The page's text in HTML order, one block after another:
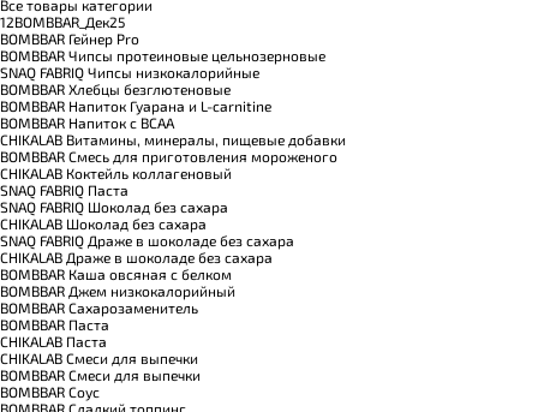
Все товары категории
12BOMBBAR_Дек25
BOMBBAR Гейнер Pro
BOMBBAR Чипсы протеиновые цельнозерновые
SNAQ FABRIQ Чипсы низкокалорийные
BOMBBAR Хлебцы безглютеновые
BOMBBAR Напиток Гуарана и L-carnitine
BOMBBAR Напиток с BCAA
CHIKALAB Витамины, минералы, пищевые добавки
BOMBBAR Смесь для приготовления мороженого
CHIKALAB Коктейль коллагеновый
SNAQ FABRIQ Паста
SNAQ FABRIQ Шоколад без сахара
CHIKALAB Шоколад без сахара
SNAQ FABRIQ Драже в шоколаде без сахара
CHIKALAB Драже в шоколаде без сахара
BOMBBAR Каша овсяная с белком
BOMBBAR Джем низкокалорийный
BOMBBAR Сахарозаменитель
BOMBBAR Паста
CHIKALAB Паста
CHIKALAB Смеси для выпечки
BOMBBAR Смеси для выпечки
BOMBBAR Соус
BOMBBAR Сладкий топпинг